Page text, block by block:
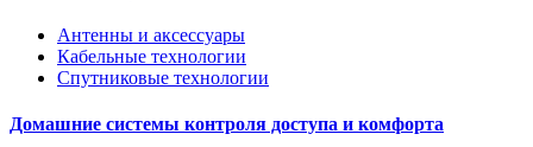
Антенны и аксессуары
Кабельные технологии
Спутниковые технологии
Домашние системы контроля доступа и комфорта